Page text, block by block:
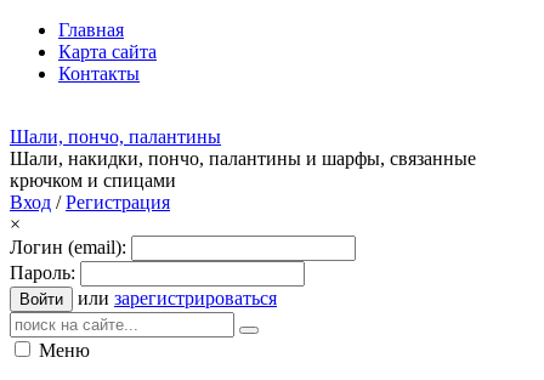
Главная
Карта сайта
Контакты
Шали, пончо, палантины
Шали, накидки, пончо, палантины и шарфы, связанные
крючком и спицами
Вход /Регистрация
×
Логин (email):
Пароль:
Войти или зарегистрироваться
Меню